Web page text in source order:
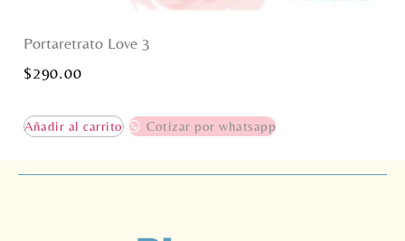
Portaretrato Love 3
$290.00
Añadir al carrito Cotizar por whatsapp